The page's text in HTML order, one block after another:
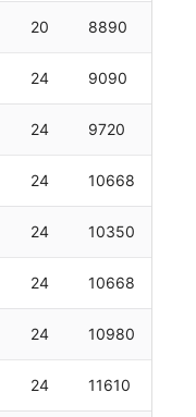
20 8890
24 9090
24 9720
24 10668
24 10350
24 10668
24 10980
24 11610